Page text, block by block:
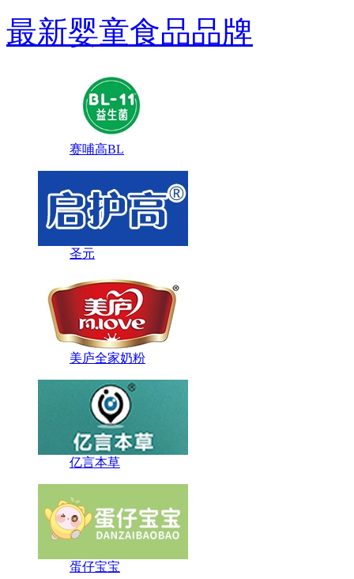
最新婴童食品品牌
赛哺高BL
圣元
美庐全家奶粉
亿言本草
蛋仔宝宝